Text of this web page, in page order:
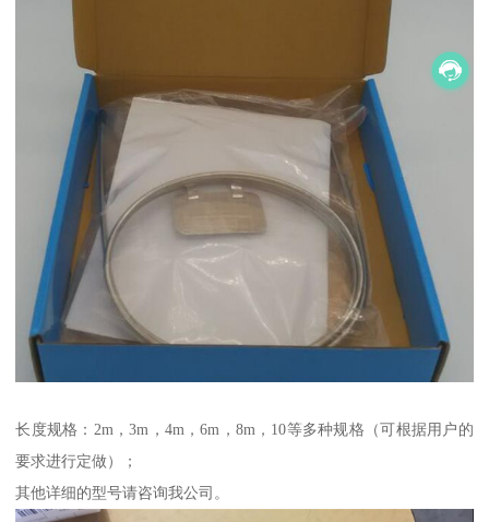
长度规格：2m，3m，4m，6m，8m，10等多种规格（可根据用户的
要求进行定做）；
其他详细的型号请咨询我公司。